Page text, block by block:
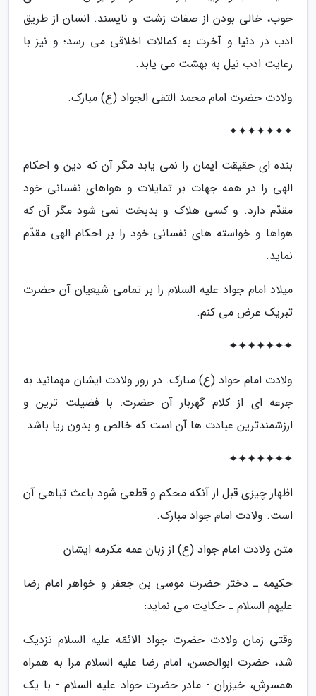
خوب، خالی بودن از صفات زشت و ناپسند. انسان از طریق
ادب در دنیا و آخرت به کمالات اخلاقی می رسد؛ و نیز با
رعایت ادب نیل به بهشت می یابد.
ولادت حضرت امام محمد التقی الجواد (ع) مبارک.
✦✦✦✦✦✦✦
بنده ای حقیقت ایمان را نمی یابد مگر آن که دین و احکام
الهی را در همه جهات بر تمایلات و هواهای نفسانی خود
مقدّم دارد. و کسی هلاک و بدبخت نمی شود مگر آن که
هواها و خواسته های نفسانی خود را بر احکام الهی مقدّم
نماید.
میلاد امام جواد علیه السلام را بر تمامی شیعیان آن حضرت
تبریک عرض می کنم.
✦✦✦✦✦✦✦
ولادت امام جواد (ع) مبارک. در روز ولادت ایشان مهمانید به
جرعه ای از کلام گهربار آن حضرت: با فضیلت ترین و
ارزشمندترین عبادت ها آن است که خالص و بدون ریا باشد.
✦✦✦✦✦✦✦
اظهار چیزی قبل از آنکه محکم و قطعی شود باعث تباهی آن
است. ولادت امام جواد مبارک.
متن ولادت امام جواد (ع) از زبان عمه مکرمه ایشان
حکیمه ـ دختر حضرت موسی بن جعفر و خواهر امام رضا
علیهم السلام ـ حکایت می نماید:
وقتی زمان ولادت حضرت جواد الائمّه علیه السلام نزدیک
شد، حضرت ابوالحسن، امام رضا علیه السلام مرا به همراه
همسرش، خیزران - مادر حضرت جواد علیه السلام - با یک